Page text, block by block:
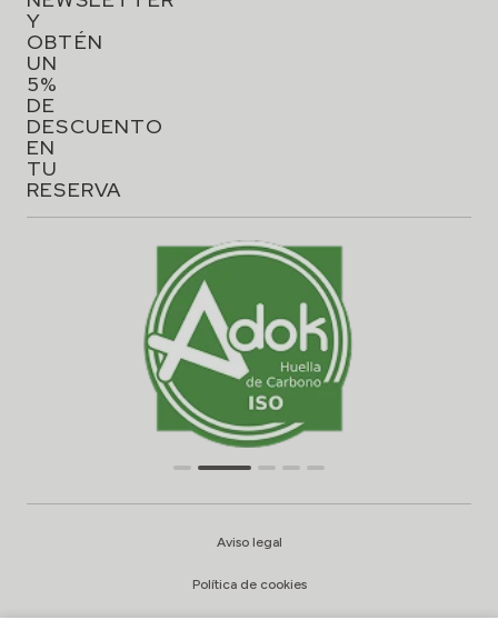
Y
OBTÉN
UN
5%
DE
DESCUENTO
EN
TU
RESERVA
Aviso legal
Política de cookies